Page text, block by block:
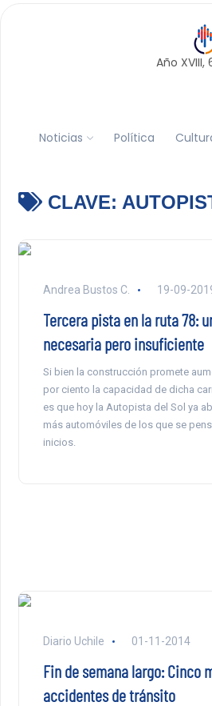
Año XVIII,
Noticias Política
CLAVE:
Andrea Bustos C. 19-09-
Tercera pista en la ruta 78:
necesaria pero insuficiente
Si bien la construcción promete
por ciento la capacidad de dicha
es que hoy la Autopista del Sol ya
más automóviles de los que se
inicios.
Diario Uchile 01-11-2014
Fin de semana largo: Cinco
accidentes de tránsito